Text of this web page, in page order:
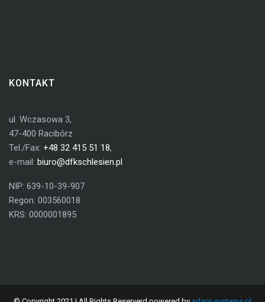
KONTAKT
ul. Wczasowa 3,
47-400 Racibórz
Tel./Fax: +48 32 415 51 18,
e-mail: biuro@dfkschlesien.pl
NIP: 639-10-39-907
Regon: 003560018
KRS: 0000001895